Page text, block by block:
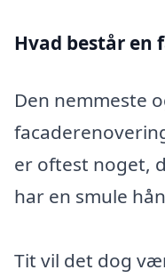
Hvad består en
Den nemmeste
er oftest noget,
har en smule
Tit vil det dog